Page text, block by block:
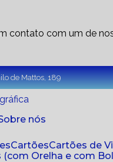
contato com um de
de Mattos, 189
Sobre nós
Cartões Cartões de
(com Orelha e com